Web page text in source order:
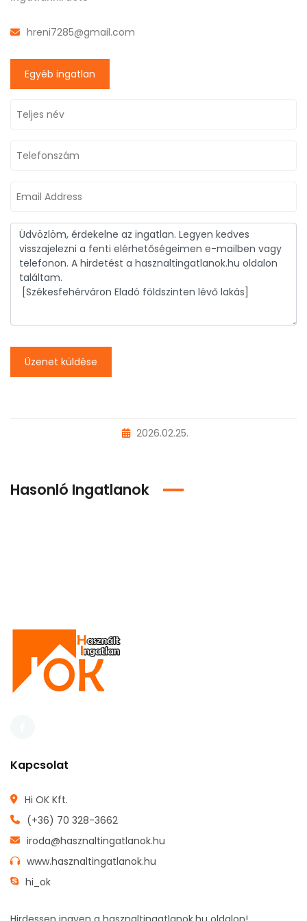
hreni7285@gmail.com
Egyéb ingatlan
Üzenet küldése
2026.02.25.
Hasonló Ingatlanok
Kapcsolat
Hi OK Kft.
(+36) 70 328-3662
iroda@hasznaltingatlanok.hu
www.hasznaltingatlanok.hu
hi_ok